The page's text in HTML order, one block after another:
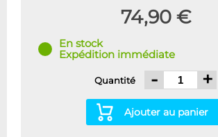
74,90 €
En stock
Expédition immédiate
Quantité - +
Ajouter au panier